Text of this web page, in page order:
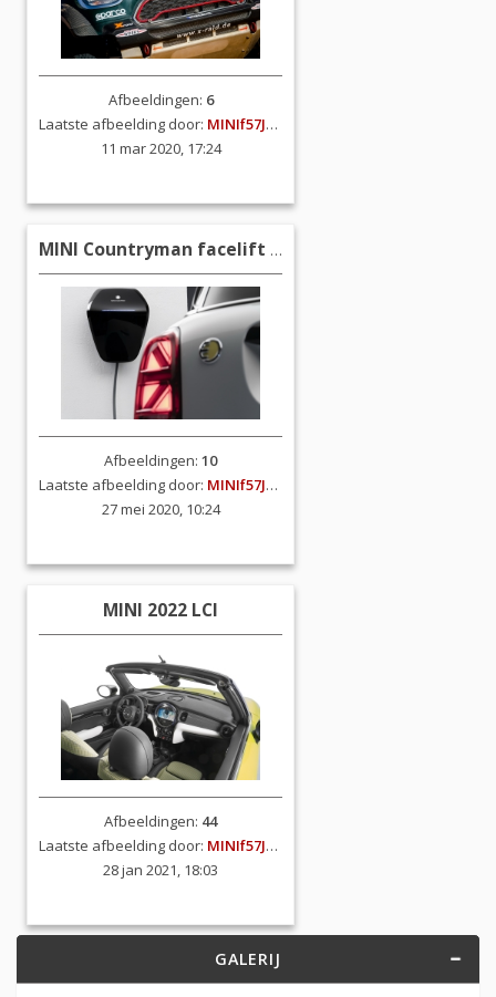
Afbeeldingen: 6
Laatste afbeelding door: MINIf57JCW
11 mar 2020, 17:24
MINI Countryman facelift (F60)
Afbeeldingen: 10
Laatste afbeelding door: MINIf57JCW
27 mei 2020, 10:24
MINI 2022 LCI
Afbeeldingen: 44
Laatste afbeelding door: MINIf57JCW
28 jan 2021, 18:03
GALERIJ